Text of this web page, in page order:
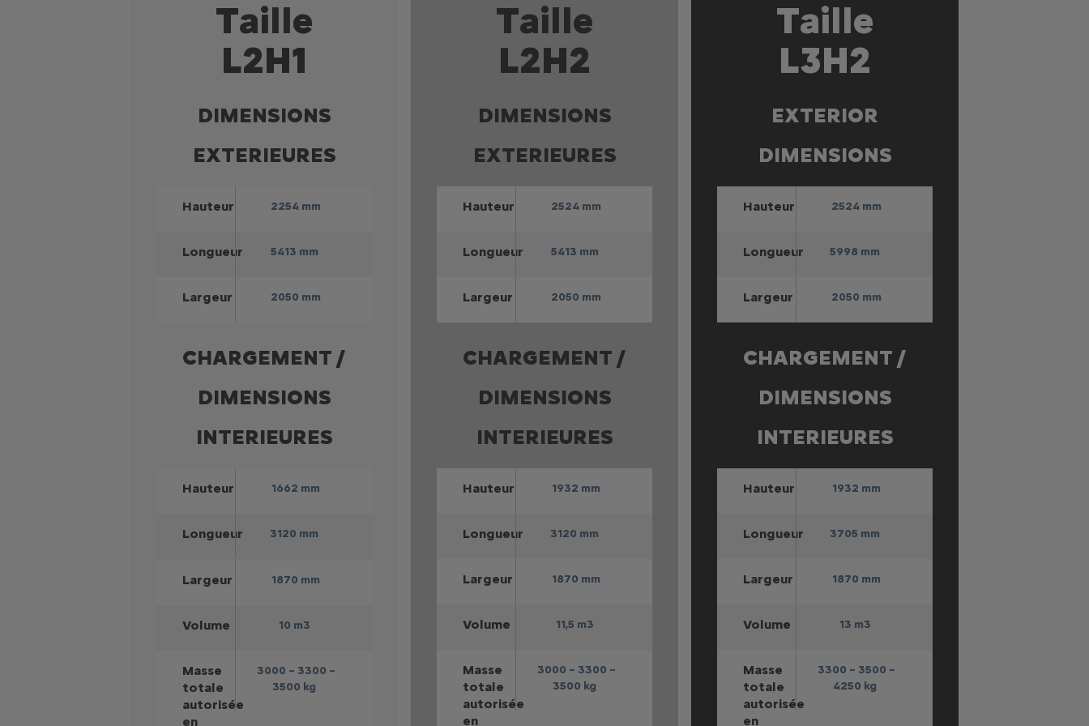
Taille
L2H1
DIMENSIONS
EXTERIEURES
Hauteur 2254 mm
Longueur 5413 mm
Largeur 2050 mm
CHARGEMENT /
DIMENSIONS
INTERIEURES
Hauteur 1662 mm
Longueur 3120 mm
Largeur 1870 mm
Volume 10 m3
Masse
totale
autorisée
en
3000 – 3300 –
3500 kg
Taille
L2H2
DIMENSIONS
EXTERIEURES
Hauteur 2524 mm
Longueur 5413 mm
Largeur 2050 mm
CHARGEMENT /
DIMENSIONS
INTERIEURES
Hauteur 1932 mm
Longueur 3120 mm
Largeur 1870 mm
Volume 11,5 m3
Masse
totale
autorisée
en
3000 – 3300 –
3500 kg
Taille
L3H2
EXTERIOR
DIMENSIONS
Hauteur 2524 mm
Longueur 5998 mm
Largeur 2050 mm
CHARGEMENT /
DIMENSIONS
INTERIEURES
Hauteur 1932 mm
Longueur 3705 mm
Largeur 1870 mm
Volume 13 m3
Masse
totale
autorisée
en
3300 – 3500 –
4250 kg